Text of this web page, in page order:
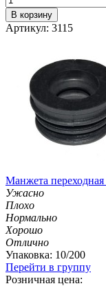
В корзину
Артикул: 3115
Манжета переходная
Ужасно
Плохо
Нормально
Хорошо
Отлично
Упаковка: 10/200
Перейти в группу
Розничная цена: